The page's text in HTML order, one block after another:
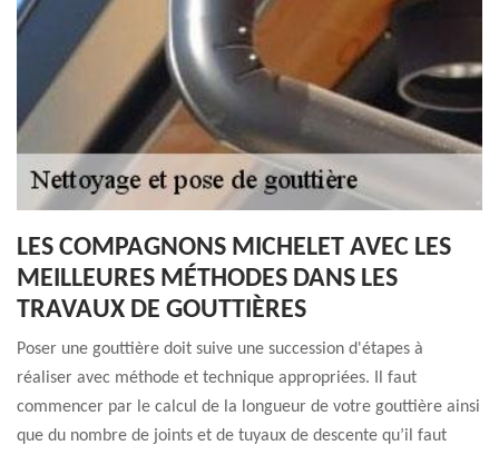
LES COMPAGNONS MICHELET AVEC LES
MEILLEURES MÉTHODES DANS LES
TRAVAUX DE GOUTTIÈRES
Poser une gouttière doit suive une succession d'étapes à
réaliser avec méthode et technique appropriées. Il faut
commencer par le calcul de la longueur de votre gouttière ainsi
que du nombre de joints et de tuyaux de descente qu’il faut